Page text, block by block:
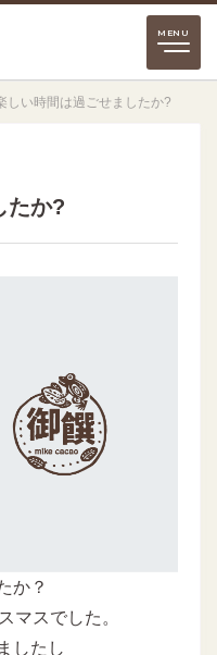
しい時間は過ごせましたか?
たか?
か？
マスでした。
したし